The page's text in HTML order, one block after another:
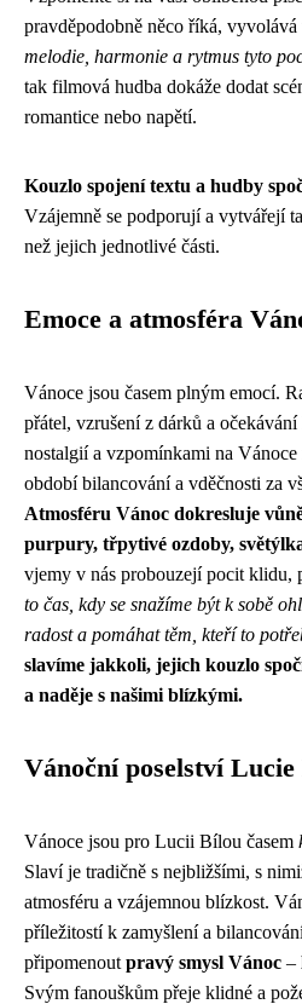
pravděpodobně něco říká,
melodie, harmonie a rytmus tyto
tak filmová hudba dokáže dodat
romantice nebo napětí.
Kouzlo spojení textu a hudby
Vzájemně se podporují a vytvářejí
než jejich jednotlivé části.
Emoce a atmosféra
Vánoce jsou časem plným emocí.
přátel, vzrušení z dárků a
nostalgií a vzpomínkami na
období bilancování a vděčnosti za
Atmosféru Vánoc dokresluje
purpury, třpytivé ozdoby,
vjemy v nás probouzejí pocit klidu,
to čas, kdy se snažíme být k sobě
radost a pomáhat těm, kteří to
slavíme jakkoli, jejich kouzlo
a naděje s našimi blízkými.
Vánoční poselství Lucie
Vánoce jsou pro Lucii Bílou časem
Slaví je tradičně s nejbližšími, s
atmosféru a vzájemnou blízkost.
příležitostí k zamyšlení a
připomenout pravý smysl Vánoc –
Svým fanouškům přeje klidné a